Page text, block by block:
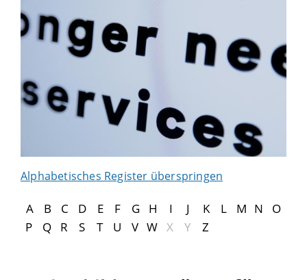
Alphabetisches Register überspringen
A B C D E F G H I J K L M N
O
P
Q R S T U V W X Y Z